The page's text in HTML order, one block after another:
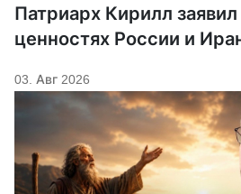
Патриарх Кирилл
ценностях России и
03. Авг 2026